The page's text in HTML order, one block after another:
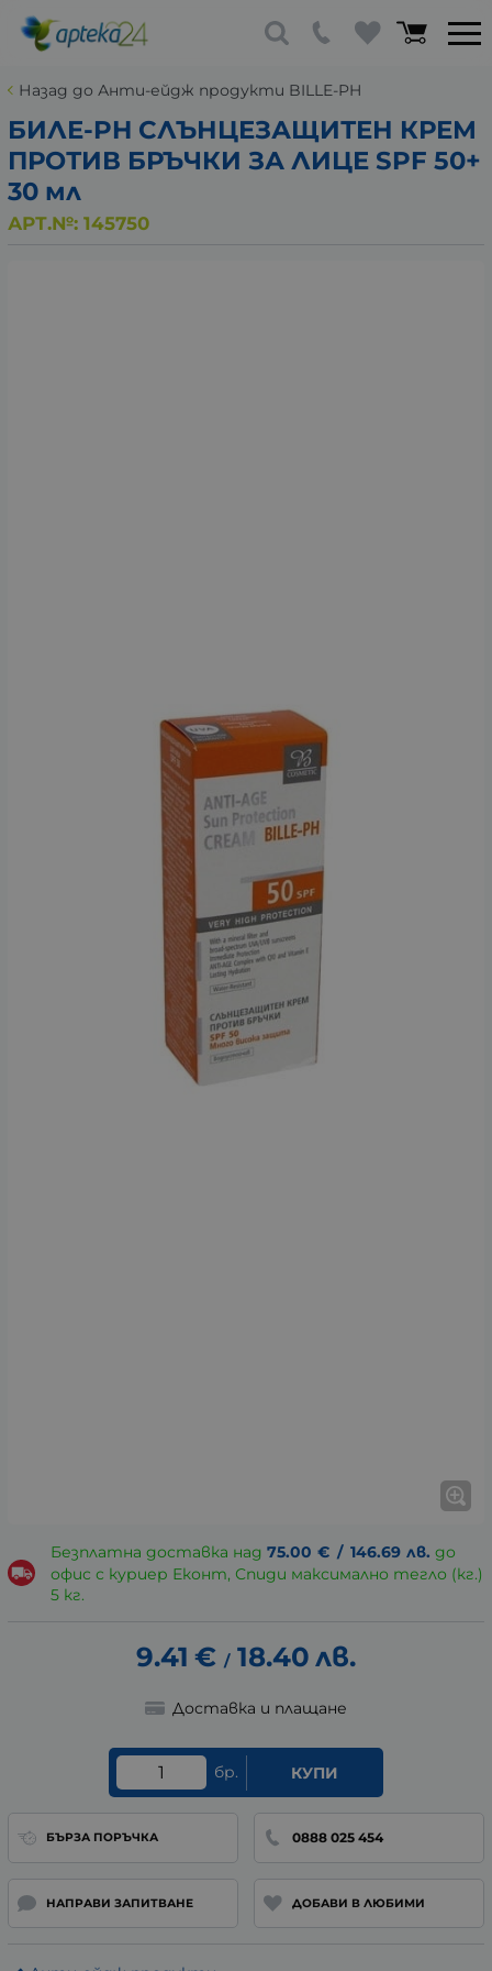
Назад до Анти-ейдж продукти BILLE-PH
БИЛЕ-PH СЛЪНЦЕЗАЩИТЕН КРЕМ
ПРОТИВ БРЪЧКИ ЗА ЛИЦЕ SPF 50+
30 мл
АРТ.№: 145750
Безплатна доставка над 75.00 € / 146.69 лв. до
офис с куриер Еконт, Спиди максимално тегло (кг.)
5 кг.
9.41 € / 18.40 лв.
Доставка и плащане
бр. КУПИ
БЪРЗА ПОРЪЧКА 0888 025 454
НАПРАВИ ЗАПИТВАНЕ ДОБАВИ В ЛЮБИМИ